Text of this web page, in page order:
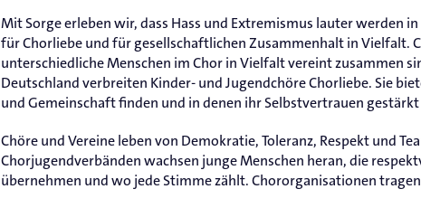
Mit Sorge erleben wir, dass Hass und Extremismus lauter werden
für Chorliebe und für gesellschaftlichen Zusammenhalt in Vielfalt.
unterschiedliche Menschen im Chor in Vielfalt vereint zusammen
Deutschland verbreiten Kinder- und Jugendchöre Chorliebe. Sie
und Gemeinschaft finden und in denen ihr Selbstvertrauen
Chöre und Vereine leben von Demokratie, Toleranz, Respekt und
Chorjugendverbänden wachsen junge Menschen heran, die
übernehmen und wo jede Stimme zählt. Chororganisationen